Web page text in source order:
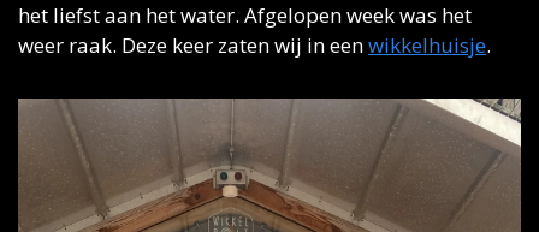
het liefst aan het water. Afgelopen week was het
weer raak. Deze keer zaten wij in een wikkelhuisje.